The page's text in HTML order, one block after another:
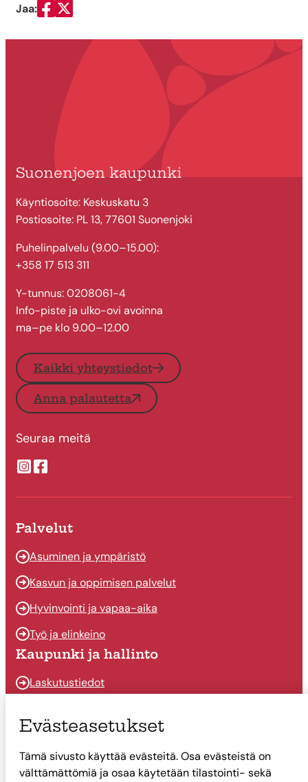
Jaa:
Jaa Facebookissa
Jaa Twitterissä
Suonenjoen kaupunki
Käyntiosoite: Keskuskatu 3
Postiosoite: PL 13, 77601 Suonenjoki
Puhelinpalvelu (9.00–15.00):
+358 17 513 311
Y-tunnus: 0208061-4
Info-piste ja ulko-ovi avoinna
ma–pe klo 9.00–12.00
Kaikki yhteystiedot
Anna palautetta
Seuraa meitä
Suonenjoen kaupungin Instragram
Suonenjoen kaupungin Facebook
Palvelut
Asuminen ja ympäristö
Kasvun ja oppimisen palvelut
Hyvinvointi ja vapaa-aika
Työ ja elinkeino
Kaupunki ja hallinto
Laskutustiedot
Päätöksenteko
Talous
Evästeasetukset
Tämä sivusto käyttää evästeitä. Osa evästeistä on
välttämättömiä ja osaa käytetään tilastointi- sekä